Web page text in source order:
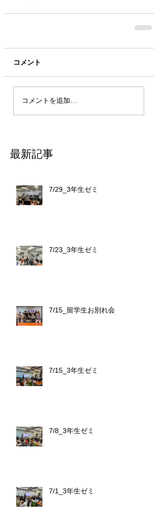
コメント
コメントを追加…
最新記事
7/29_3年生ゼミ
7/23_3年生ゼミ
7/15_留学生お別れ会
7/15_3年生ゼミ
7/8_3年生ゼミ
7/1_3年生ゼミ